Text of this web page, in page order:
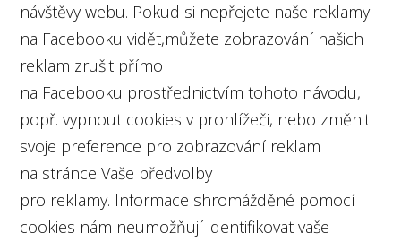
návštěvy webu. Pokud si nepřejete naše reklamy
na Facebooku vidět,můžete zobrazování našich
reklam zrušit přímo
na Facebooku prostřednictvím tohoto návodu,
popř. vypnout cookies v prohlížeči, nebo změnit
svoje preference pro zobrazování reklam
na stránce Vaše předvolby
pro reklamy. Informace shromážděné pomocí
cookies nám neumožňují identifikovat vaše